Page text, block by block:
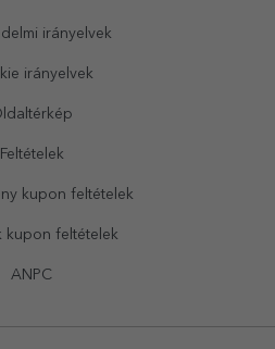
irányelvek
irányelvek
Feltételek
kupon feltételek
kupon feltételek
ANPC